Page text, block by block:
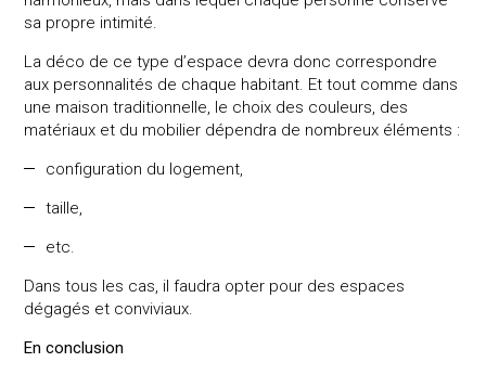
BY DESIGNING THE INTERIOR
OF TOMORROW
ARCHITECTE D’INTÉRIEUR – TOUT
SAVOIR
RÉALISATIONS
SERVICES
FONCTIONNEMENT
sa propre intimité.
La déco de ce type d’espace devra donc correspondre
aux personnalités de chaque habitant. Et tout comme dans
une maison traditionnelle, le choix des couleurs, des
matériaux et du mobilier dépendra de nombreux éléments :
configuration du logement,
taille,
etc.
Dans tous les cas, il faudra opter pour des espaces
dégagés et conviviaux.
En conclusion